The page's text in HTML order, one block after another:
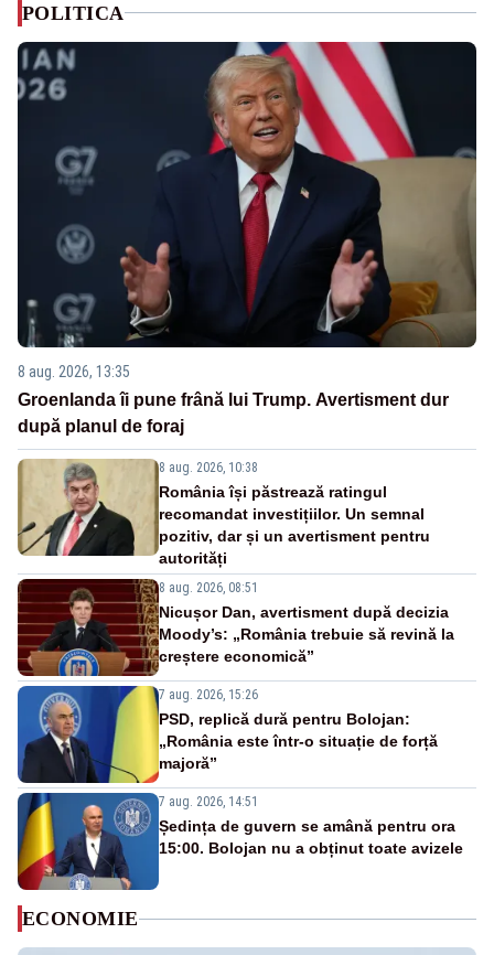
POLITICA
8 aug. 2026, 13:35
Groenlanda îi pune frână lui Trump. Avertisment dur
după planul de foraj
8 aug. 2026, 10:38
România își păstrează ratingul
recomandat investițiilor. Un semnal
pozitiv, dar și un avertisment pentru
autorități
8 aug. 2026, 08:51
Nicușor Dan, avertisment după decizia
Moody’s: „România trebuie să revină la
creștere economică”
7 aug. 2026, 15:26
PSD, replică dură pentru Bolojan:
„România este într-o situație de forță
majoră”
7 aug. 2026, 14:51
Ședința de guvern se amână pentru ora
15:00. Bolojan nu a obținut toate avizele
ECONOMIE